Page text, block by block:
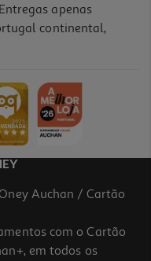
apenas
continental,
Auchan / Cartão
com o Cartão
em todos os